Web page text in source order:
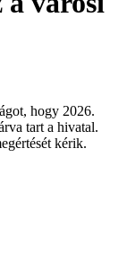
hogy 2026.
tart a hivatal.
kérik.